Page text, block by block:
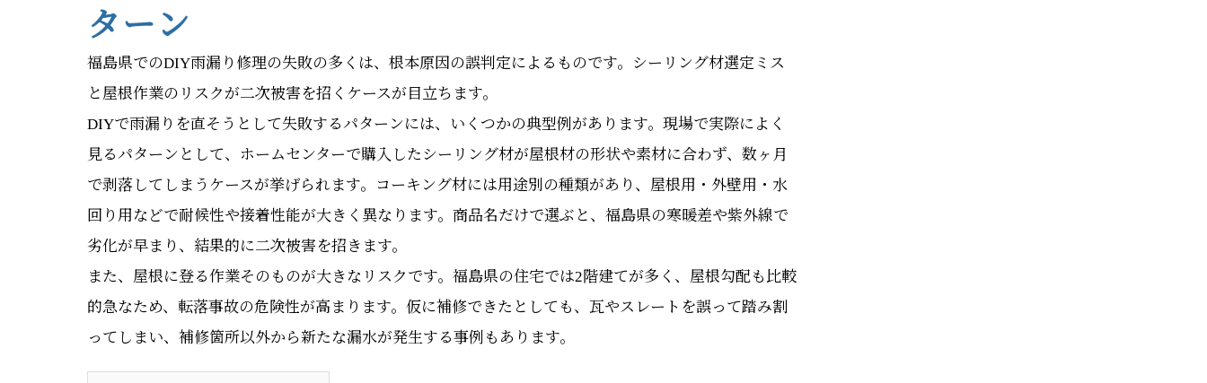
ターン
福島県でのDIY雨漏り修理の失敗の多くは、根本原因の誤判定によるものです。シーリング材選定ミス
と屋根作業のリスクが二次被害を招くケースが目立ちます。
DIYで雨漏りを直そうとして失敗するパターンには、いくつかの典型例があります。現場で実際によく
見るパターンとして、ホームセンターで購入したシーリング材が屋根材の形状や素材に合わず、数ヶ月
で剥落してしまうケースが挙げられます。コーキング材には用途別の種類があり、屋根用・外壁用・水
回り用などで耐候性や接着性能が大きく異なります。商品名だけで選ぶと、福島県の寒暖差や紫外線で
劣化が早まり、結果的に二次被害を招きます。
また、屋根に登る作業そのものが大きなリスクです。福島県の住宅では2階建てが多く、屋根勾配も比較
的急なため、転落事故の危険性が高まります。仮に補修できたとしても、瓦やスレートを誤って踏み割
ってしまい、補修箇所以外から新たな漏水が発生する事例もあります。